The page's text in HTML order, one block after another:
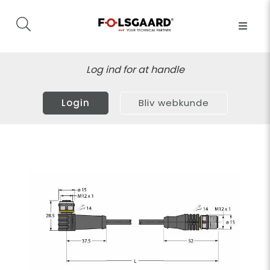
Log ind for at handle
Login Bliv webkunde